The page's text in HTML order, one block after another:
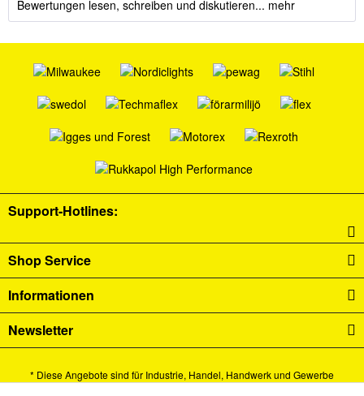
Bewertungen lesen, schreiben und diskutieren... mehr
Support-Hotlines:
Shop Service
Informationen
Newsletter
* Diese Angebote sind für Industrie, Handel, Handwerk und Gewerbe